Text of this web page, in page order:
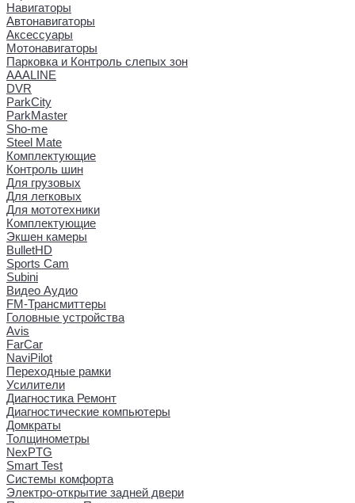
Навигаторы
Автонавигаторы
Аксессуары
Мотонавигаторы
Парковка и Контроль слепых зон
AAALINE
DVR
ParkCity
ParkMaster
Sho-me
Steel Mate
Комплектующие
Контроль шин
Для грузовых
Для легковых
Для мототехники
Комплектующие
Экшен камеры
BulletHD
Sports Cam
Subini
Видео Аудио
FM-Трансмиттеры
Головные устройства
Avis
FarCar
NaviPilot
Переходные рамки
Усилители
Диагностика Ремонт
Диагностические компьютеры
Домкраты
Толщинометры
NexPTG
Smart Test
Системы комфорта
Электро-открытие задней двери